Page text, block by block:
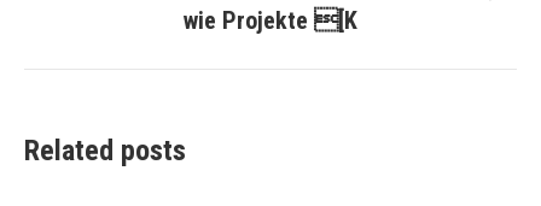
Beitrag:
wie Projekte [K
Related posts